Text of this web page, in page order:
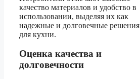
качество материалов и удобство в
использовании, выделяя их как
надежные и долговечные решения
для кухни.
Оценка качества и
долговечности